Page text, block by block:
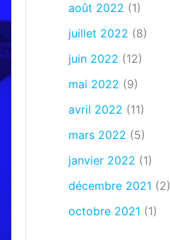
août 2022 (1)
juillet 2022 (8)
juin 2022 (12)
mai 2022 (9)
avril 2022 (11)
mars 2022 (5)
janvier 2022 (1)
décembre 2021 (2)
octobre 2021 (1)